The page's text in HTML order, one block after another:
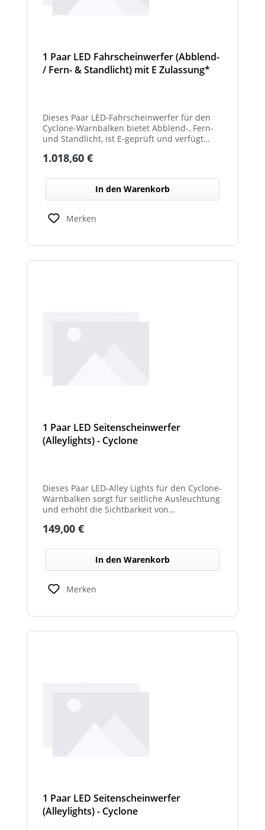
1 Paar LED Fahrscheinwerfer (Abblend-
/ Fern- & Standlicht) mit E Zulassung*
Dieses Paar LED-Fahrscheinwerfer für den
Cyclone-Warnbalken bietet Abblend-, Fern-
und Standlicht, ist E-geprüft und verfügt
Einsatz im Winterdienst.
Regulärer Preis:
1.018,60 €
In den Warenkorb
Merken
1 Paar LED Seitenscheinwerfer
(Alleylights) - Cyclone
Dieses Paar LED-Alley Lights für den Cyclone-
Warnbalken sorgt für seitliche Ausleuchtung
und erhöht die Sichtbarkeit von
Regulärer Preis:
149,00 €
In den Warenkorb
Merken
1 Paar LED Seitenscheinwerfer
(Alleylights) - Cyclone